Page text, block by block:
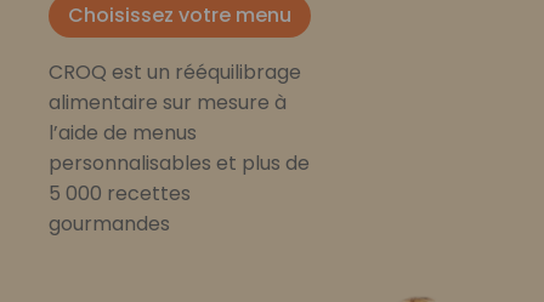
Choisissez votre menu
CROQ est un rééquilibrage
alimentaire sur mesure à
l’aide de menus
personnalisables et plus de
5 000 recettes
gourmandes